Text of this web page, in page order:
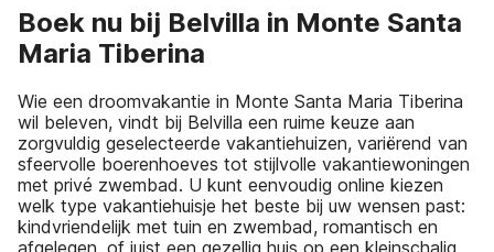
Boek nu bij Belvilla in Monte Santa
Maria Tiberina
Wie een droomvakantie in Monte Santa Maria Tiberina
wil beleven, vindt bij Belvilla een ruime keuze aan
zorgvuldig geselecteerde vakantiehuizen, variërend van
sfeervolle boerenhoeves tot stijlvolle vakantiewoningen
met privé zwembad. U kunt eenvoudig online kiezen
welk type vakantiehuisje het beste bij uw wensen past:
kindvriendelijk met tuin en zwembad, romantisch en
afgelegen, of juist een gezellig huis op een kleinschalig